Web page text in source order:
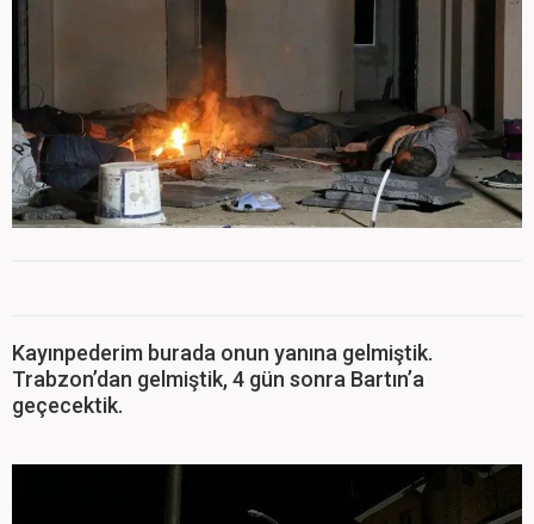
Kayınpederim burada onun yanına gelmiştik.
Trabzon’dan gelmiştik, 4 gün sonra Bartın’a
geçecektik.